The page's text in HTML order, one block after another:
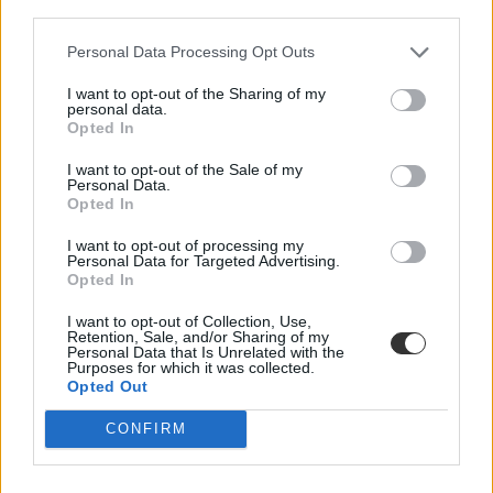
Personal Data Processing Opt Outs
I want to opt-out of the Sharing of my
personal data.
Opted In
I want to opt-out of the Sale of my
Personal Data.
Opted In
I want to opt-out of processing my
Personal Data for Targeted Advertising.
Opted In
I want to opt-out of Collection, Use,
Retention, Sale, and/or Sharing of my
Personal Data that Is Unrelated with the
Purposes for which it was collected.
Opted Out
CONFIRM
nyelvvizsga diploma
diploma nyelvvizsga nélkül
nyelvvizsga nélkül diploma
felsőoktatási törvény módosítása